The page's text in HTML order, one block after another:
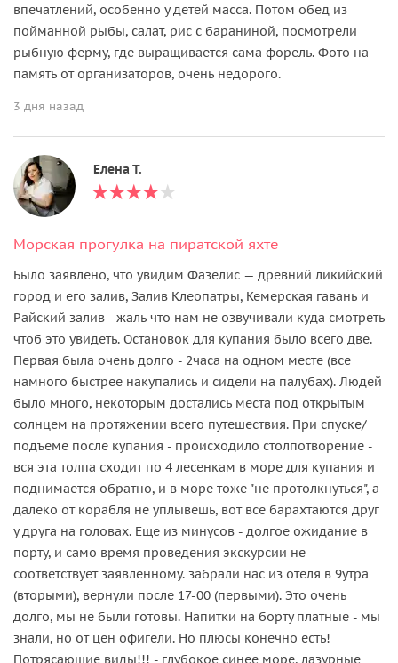
впечатлений, особенно у детей масса. Потом обед из
пойманной рыбы, салат, рис с бараниной, посмотрели
рыбную ферму, где выращивается сама форель. Фото на
память от организаторов, очень недорого.
3 дня назад
Елена Т.
Морская прогулка на пиратской яхте
Было заявлено, что увидим Фазелис — древний ликийский
город и его залив, Залив Клеопатры, Кемерская гавань и
Райский залив - жаль что нам не озвучивали куда смотреть
чтоб это увидеть. Остановок для купания было всего две.
Первая была очень долго - 2часа на одном месте (все
намного быстрее накупались и сидели на палубах). Людей
было много, некоторым достались места под открытым
солнцем на протяжении всего путешествия. При спуске/
подъеме после купания - происходило столпотворение -
вся эта толпа сходит по 4 лесенкам в море для купания и
поднимается обратно, и в море тоже "не протолкнуться", а
далеко от корабля не уплывешь, вот все барахтаются друг
у друга на головах. Еще из минусов - долгое ожидание в
порту, и само время проведения экскурсии не
соответствует заявленному. забрали нас из отеля в 9утра
(вторыми), вернули после 17-00 (первыми). Это очень
долго, мы не были готовы. Напитки на борту платные - мы
знали, но от цен офигели. Но плюсы конечно есть!
Потрясающие виды!!! - глубокое синее море, лазурные